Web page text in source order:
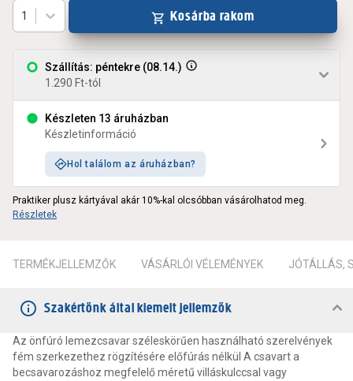
Szállítás: péntekre (08.14.)
1.290 Ft-tól
Készleten 13 áruházban
Készletinformáció
Hol találom az áruházban?
1 Kosárba rakom
Praktiker plusz kártyával akár 10%-kal olcsóbban vásárolhatod meg.
Részletek
TERMÉKJELLEMZŐK VÁSÁRLÓI VÉLEMÉNYEK JÓTÁLLÁS,
Szakértőnk által kiemelt jellemzők
Az önfúró lemezcsavar széleskörűen használható szerelvények
fém szerkezethez rögzítésére előfúrás nélkül A csavart a
becsavarozáshoz megfelelő méretű villáskulccsal vagy